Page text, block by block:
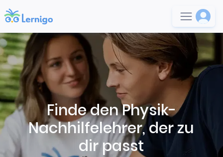
Finde den Physik-
Nachhilfelehrer, der zu
dir passt